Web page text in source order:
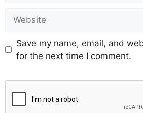
Save my name, email, and
for the next time I comment.